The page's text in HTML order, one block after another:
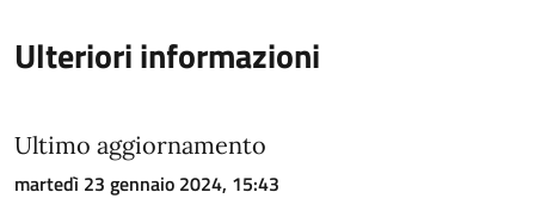
Ulteriori informazioni
Ultimo aggiornamento
martedì 23 gennaio 2024, 15:43